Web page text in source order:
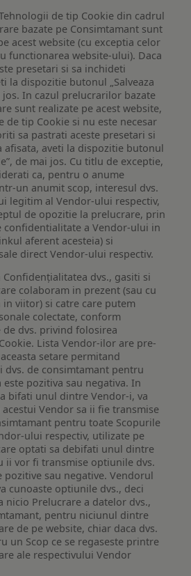
de tip Cookie din cadrul
bazate pe Consimtamant sunt
acest website (cu exceptia celor
functionarea website-ului). Daca
presetari si sa inchideti
la dispozitie butonul „Salveaza
jos. In cazul prelucrarilor bazate
sunt realizate pe acest website,
de tip Cookie si nu este necesar
sa pastrati aceste presetari si
afisata, aveti la dispozitie butonul
de mai jos. Cu titlu de exceptie,
ca, pentru o anume
un anumit scop, interesul dvs.
legitim al Vendor-ului respectiv,
de opozitie la prelucrare, prin
confidentialitate a Vendor-ului in
aferent acesteia) si
direct Vendor-ului respectiv.
Confidențialitatea dvs., gasiti si
colaboram in prezent (sau cu
viitor) si catre care putem
colectate, conform
dvs. privind folosirea
Lista Vendor-ilor are pre-
setare permitand
de consimtamant pentru
este pozitiva sau negativa. In
bifati unul dintre Vendor-i, va
Vendor sa ii fie transmise
pentru toate Scopurile
ului respectiv, utilizate pe
optati sa debifati unul dintre
ii vor fi transmise optiunile dvs.
pozitive sau negative. Vendorul
cunoaste optiunile dvs., deci
nicio Prelucrare a datelor dvs.,
pentru niciunul dintre
de pe website, chiar daca dvs.
un Scop ce se regaseste printre
ale respectivului Vendor